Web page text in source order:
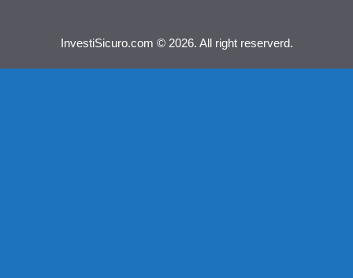
InvestiSicuro.com © 2026. All right reserverd.